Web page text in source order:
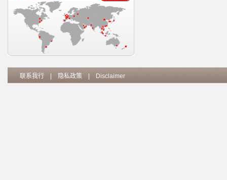
联系我行 隐私政策 Disclaimer